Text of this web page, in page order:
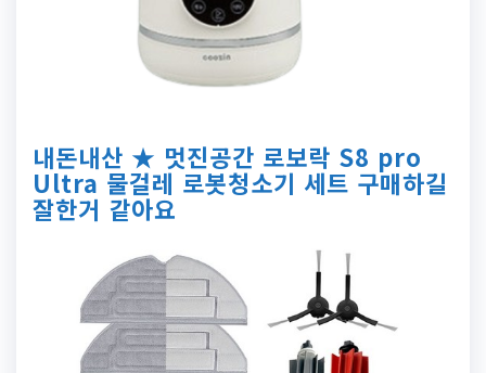
내돈내산 ★ 멋진공간 로보락 S8 pro
Ultra 물걸레 로봇청소기 세트 구매하길
잘한거 같아요